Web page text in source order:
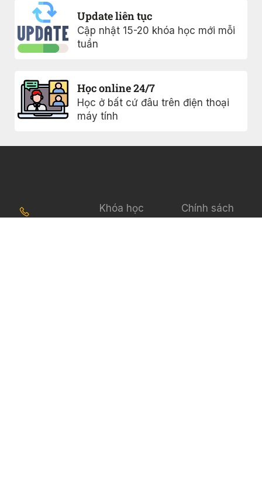
Update liên tục
Cập nhật 15-20 khóa học mới mỗi
tuần
Học online 24/7
Học ở bất cứ đâu trên điện thoại
máy tính
Khóa học
Chính sách